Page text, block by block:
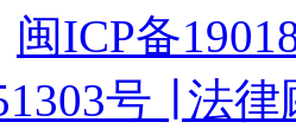
闽ICP备
号 ∣ 法